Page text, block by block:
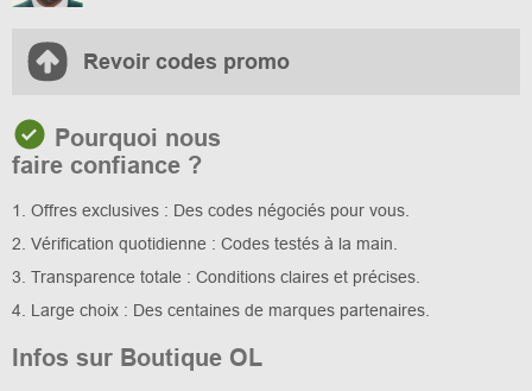
Revoir codes promo
Pourquoi nous
faire confiance ?
1. Offres exclusives : Des codes négociés pour vous.
2. Vérification quotidienne : Codes testés à la main.
3. Transparence totale : Conditions claires et précises.
4. Large choix : Des centaines de marques partenaires.
Infos sur Boutique OL